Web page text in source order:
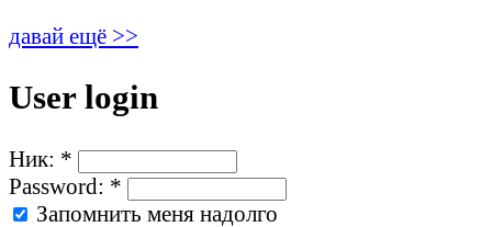
давай ещё >>
User login
Ник: *
Password: *
Запомнить меня надолго